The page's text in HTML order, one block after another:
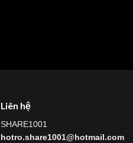
Liên hệ
SHARE1001
hotro.share1001@hotmail.com